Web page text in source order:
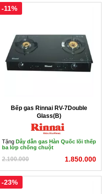
Bếp gas Rinnai RV-7Double
Glass(B)
Tặng Dây dẫn gas Hàn Quốc lõi thếp
ba lớp chống chuột
2.100.000
-11%
1.850.000
-23%